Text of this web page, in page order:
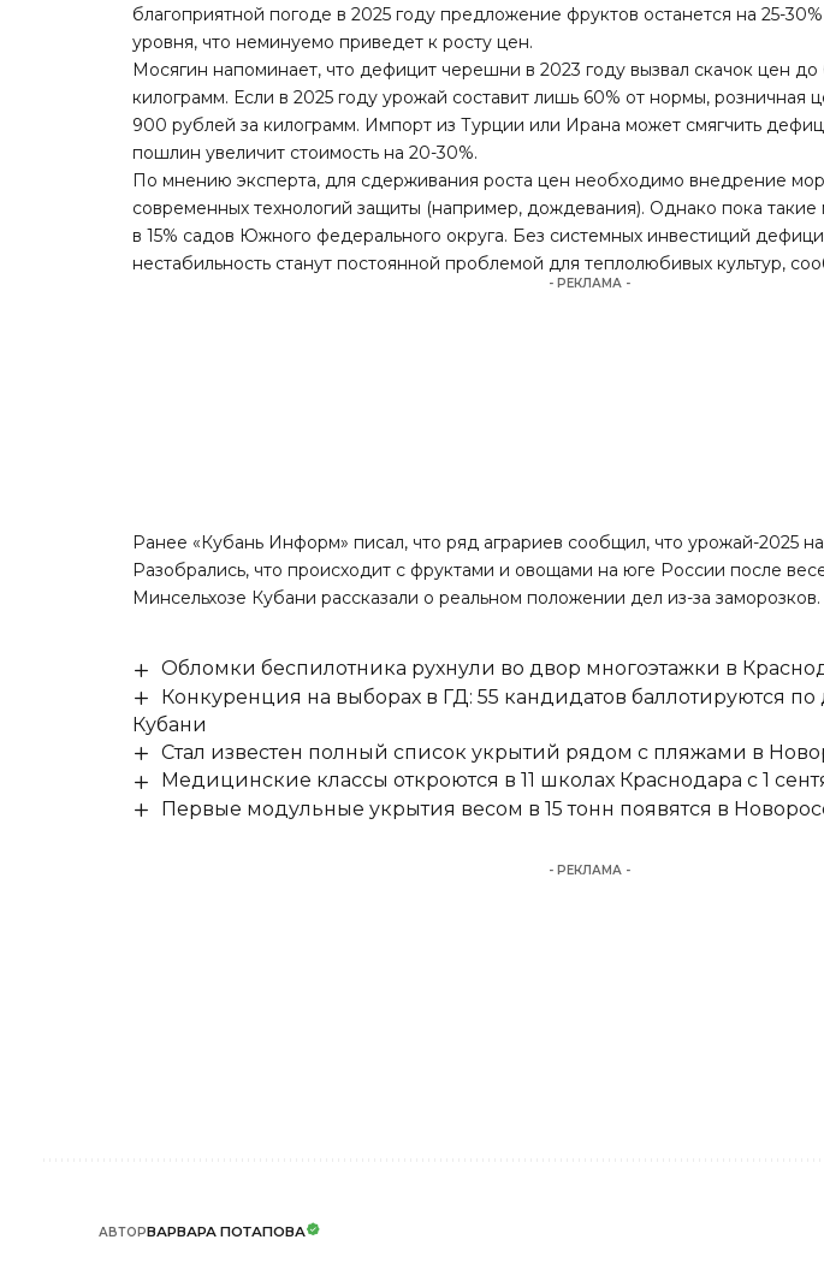
благоприятной погоде в 2025 году предложение фруктов останется на 25-
уровня, что неминуемо приведет к росту цен.
Мосягин напоминает, что дефицит черешни в 2023 году вызвал скачок цен
килограмм. Если в 2025 году урожай составит лишь 60% от нормы, розничная
900 рублей за килограмм. Импорт из Турции или Ирана может смягчить
пошлин увеличит стоимость на 20-30%.
По мнению эксперта, для сдерживания роста цен необходимо внедрение
современных технологий защиты (например, дождевания). Однако пока
в 15% садов Южного федерального округа. Без системных инвестиций
нестабильность станут постоянной проблемой для теплолюбивых культур,
- РЕКЛАМА -
Ранее «Кубань Информ» писал, что ряд аграриев сообщил, что урожай-2025
Разобрались, что происходит с фруктами и овощами на юге России после
Минсельхозе Кубани рассказали о реальном положении дел из-за заморозков.
Обломки беспилотника рухнули во двор многоэтажки в
Конкуренция на выборах в ГД: 55 кандидатов баллотируются по
Кубани
Стал известен полный список укрытий рядом с пляжами в
Медицинские классы откроются в 11 школах Краснодара с 1
Первые модульные укрытия весом в 15 тонн появятся в
- РЕКЛАМА -
АВТОРВАРВАРА ПОТАПОВА